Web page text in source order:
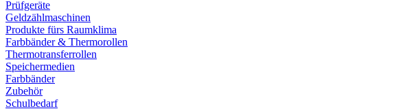
Prüfgeräte
Geldzählmaschinen
Produkte fürs Raumklima
Farbbänder & Thermorollen
Thermotransferrollen
Speichermedien
Farbbänder
Zubehör
Schulbedarf